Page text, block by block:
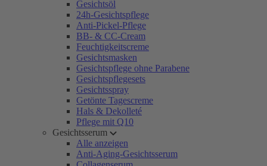
Gesichtsöl
24h-Gesichtspflege
Anti-Pickel-Pflege
BB- & CC-Cream
Feuchtigkeitscreme
Gesichtsmasken
Gesichtspflege ohne Parabene
Gesichtspflegesets
Gesichtsspray
Getönte Tagescreme
Hals & Dekolleté
Pflege mit Q10
Gesichtsserum
Alle anzeigen
Anti-Aging-Gesichtsserum